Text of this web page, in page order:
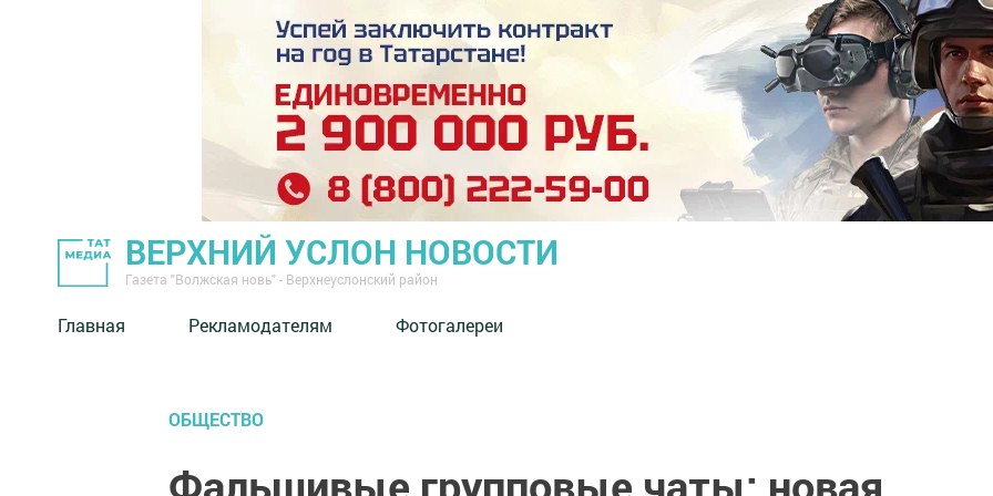
ВЕРХНИЙ УСЛОН НОВОСТИ
Газета "Волжская новь" - Верхнеуслонский район
Главная Рекламодателям Фотогалереи
ОБЩЕСТВО
Фальшивые групповые чаты: новая